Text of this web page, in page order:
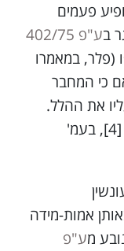
פעמים
בע"פ 402/75
(פלר, במאמרו
לה, בעמ' 400), אם כי המחבר
את ההלל.
[4], בעמ'
אמות-מידה
מע"פ